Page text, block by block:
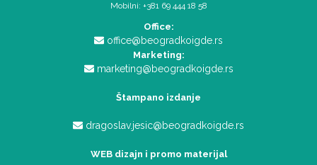
Mobilni: +381 69 444 18 58
Office:
office@beogradkoigde.rs
Marketing:
marketing@beogradkoigde.rs
Štampano izdanje
dragoslav.jesic@beogradkoigde.rs
WEB dizajn i promo materijal